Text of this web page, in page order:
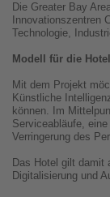
Die Greater Bay
Innovationszentren
Technologie,
Modell für die
Mit dem Projekt
Künstliche
können. Im
Serviceabläufe,
Verringerung des
Das Hotel gilt damit
Digitalisierung und